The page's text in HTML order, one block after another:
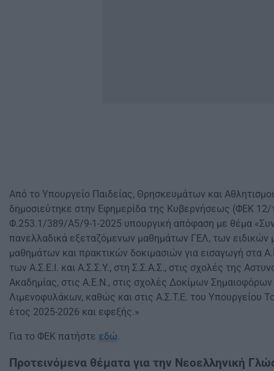
Από το Υπουργείο Παιδείας, Θρησκευμάτων και
δημοσιεύτηκε στην Εφημερίδα της Κυβερνήσεως (ΦΕΚ 12/
Φ.253.1/389/Α5/9-1-2025 υπουργική απόφαση με θέμα
πανελλαδικά εξεταζόμενων μαθημάτων ΓΕΛ, των ειδικών
μαθημάτων και πρακτικών δοκιμασιών για εισαγωγή στα
των Α.Σ.Ε.Ι. και Α.Σ.Σ.Υ., στη Σ.Σ.Α.Σ., στις σχολές της
Ακαδημίας, στις Α.Ε.Ν., στις σχολές Δοκίμων
Λιμενοφυλάκων, καθώς και στις Α.Σ.Τ.Ε. του Υπουργείου
έτος 2025-2026 και εφεξής.»
Για το ΦΕΚ πατήστε εδώ.
Προτεινόμενα θέματα για την Νεοελληνική